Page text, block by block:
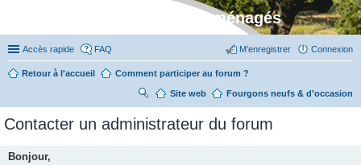
Stylevan - Vans aménagés
Accès rapide FAQ Connexion
M’enregistrer
Retour à l'accueil Comment participer au forum ?
Fourgons neufs & d'occasion
Site web
R
her
Contacter un administrateur du forum
Bonjour,